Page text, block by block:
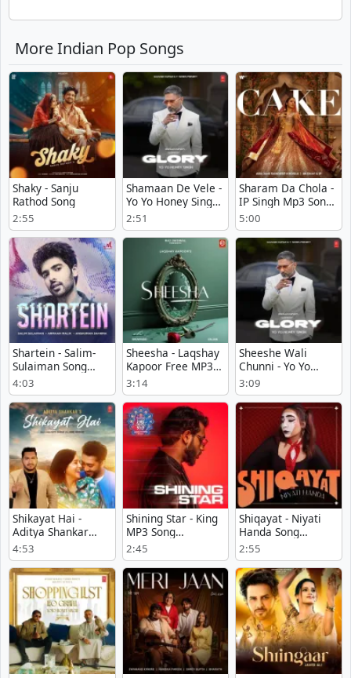
More Indian Pop Songs
Shaky - Sanju
Rathod Song
2:55
Shamaan De Vele -
Yo Yo Honey Singh
Play mp3 song
2:51
Sharam Da Chola -
IP Singh Mp3 Song
Download Now
5:00
Shartein - Salim-
Sulaiman Song
Download
4:03
Sheesha - Laqshay
Kapoor Free MP3
Download
3:14
Sheeshe Wali
Chunni - Yo Yo
Honey Singh Mp3
Download Free
3:09
Shikayat Hai -
Aditya Shankar
Listen Or
Download
4:53
Shining Star - King
MP3 Song
Download
2:45
Shiqayat - Niyati
Handa Song
Download
2:55